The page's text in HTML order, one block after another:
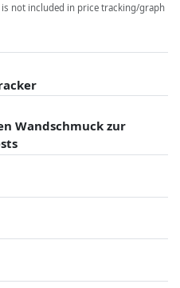
not included in price tracking/graph
Wandschmuck zur